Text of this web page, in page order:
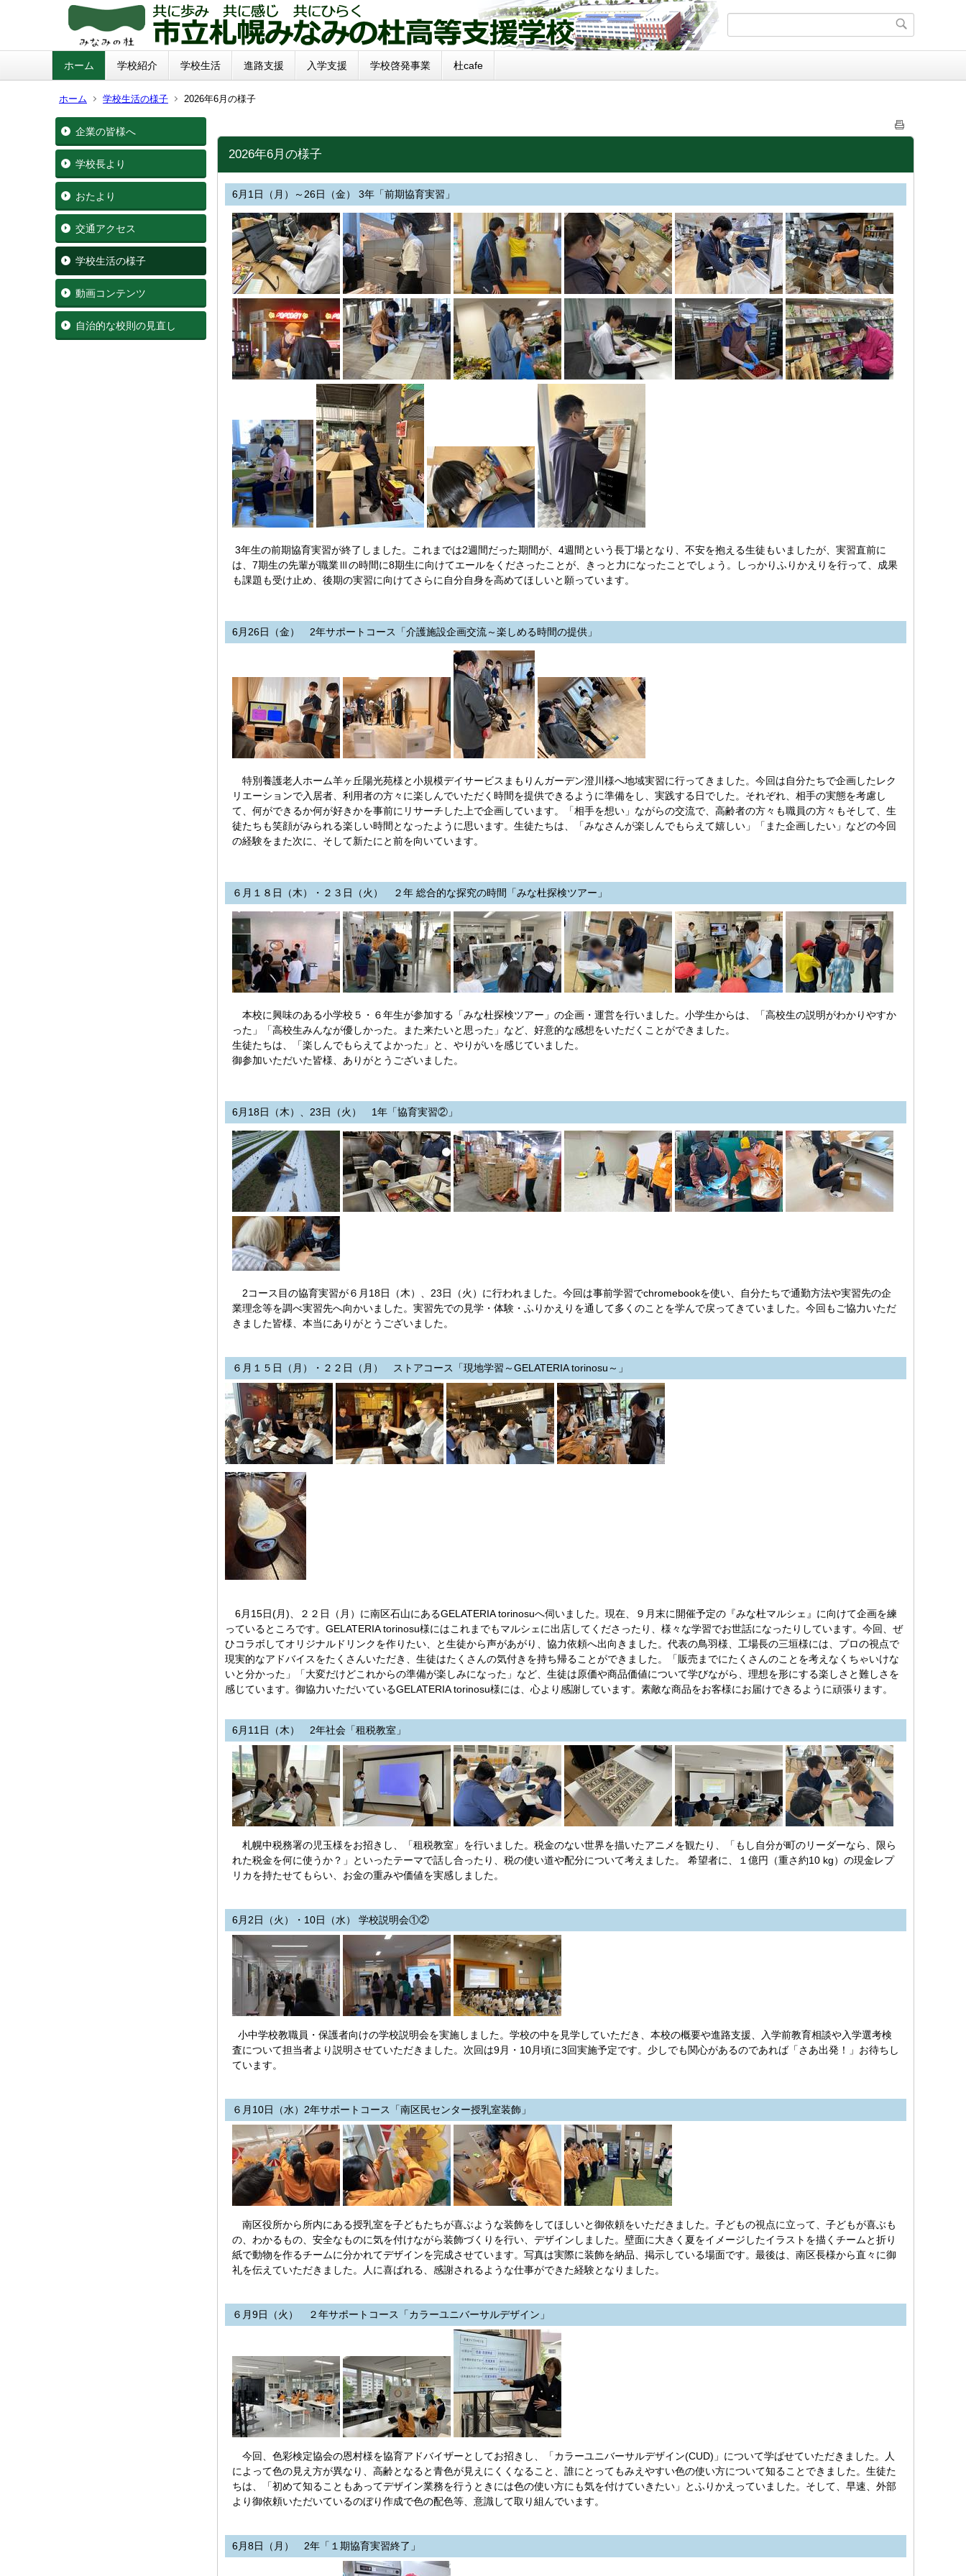
ホーム 学校紹介 学校生活 進路支援 入学支援 学校啓発事業 杜cafe
ホーム 学校生活の様子 2026年6月の様子
企業の皆様へ
学校長より
おたより
交通アクセス
学校生活の様子
動画コンテンツ
自治的な校則の見直し
2026年6月の様子
6月1日（月）～26日（金） 3年「前期協育実習」
3年生の前期協育実習が終了しました。これまでは2週間だった期間が、4週間という長丁場となり、不安を抱える生徒もいましたが、実習直前に
は、7期生の先輩が職業Ⅲの時間に8期生に向けてエールをくださったことが、きっと力になったことでしょう。しっかりふりかえりを行って、成果
も課題も受け止め、後期の実習に向けてさらに自分自身を高めてほしいと願っています。
6月26日（金） 2年サポートコース「介護施設企画交流～楽しめる時間の提供」
特別養護老人ホーム羊ヶ丘陽光苑様と小規模デイサービスまもりんガーデン澄川様へ地域実習に行ってきました。今回は自分たちで企画したレク
リエーションで入居者、利用者の方々に楽しんでいただく時間を提供できるように準備をし、実践する日でした。それぞれ、相手の実態を考慮し
て、何ができるか何が好きかを事前にリサーチした上で企画しています。「相手を想い」ながらの交流で、高齢者の方々も職員の方々もそして、生
徒たちも笑顔がみられる楽しい時間となったように思います。生徒たちは、「みなさんが楽しんでもらえて嬉しい」「また企画したい」などの今回
の経験をまた次に、そして新たにと前を向いています。
６月１８日（木）・２３日（火） ２年 総合的な探究の時間「みな杜探検ツアー」
本校に興味のある小学校５・６年生が参加する「みな杜探検ツアー」の企画・運営を行いました。小学生からは、「高校生の説明がわかりやすか
った」「高校生みんなが優しかった。また来たいと思った」など、好意的な感想をいただくことができました。
生徒たちは、「楽しんでもらえてよかった」と、やりがいを感じていました。
御参加いただいた皆様、ありがとうございました。
6月18日（木）、23日（火） 1年「協育実習②」
2コース目の協育実習が６月18日（木）、23日（火）に行われました。今回は事前学習でchromebookを使い、自分たちで通勤方法や実習先の企
業理念等を調べ実習先へ向かいました。実習先での見学・体験・ふりかえりを通して多くのことを学んで戻ってきていました。今回もご協力いただ
きました皆様、本当にありがとうございました。
６月１５日（月）・２２日（月） ストアコース「現地学習～GELATERIA torinosu～」
6月15日(月)、２２日（月）に南区石山にあるGELATERIA torinosuへ伺いました。現在、９月末に開催予定の『みな杜マルシェ』に向けて企画を練
っているところです。GELATERIA torinosu様にはこれまでもマルシェに出店してくださったり、様々な学習でお世話になったりしています。今回、ぜ
ひコラボしてオリジナルドリンクを作りたい、と生徒から声があがり、協力依頼へ出向きました。代表の鳥羽様、工場長の三垣様には、プロの視点で
現実的なアドバイスをたくさんいただき、生徒はたくさんの気付きを持ち帰ることができました。「販売までにたくさんのことを考えなくちゃいけな
いと分かった」「大変だけどこれからの準備が楽しみになった」など、生徒は原価や商品価値について学びながら、理想を形にする楽しさと難しさを
感じています。御協力いただいているGELATERIA torinosu様には、心より感謝しています。素敵な商品をお客様にお届けできるように頑張ります。
6月11日（木） 2年社会「租税教室」
札幌中税務署の児玉様をお招きし、「租税教室」を行いました。税金のない世界を描いたアニメを観たり、「もし自分が町のリーダーなら、限ら
れた税金を何に使うか？」といったテーマで話し合ったり、税の使い道や配分について考えました。 希望者に、１億円（重さ約10 kg）の現金レプ
リカを持たせてもらい、お金の重みや価値を実感しました。
6月2日（火）・10日（水） 学校説明会①②
小中学校教職員・保護者向けの学校説明会を実施しました。学校の中を見学していただき、本校の概要や進路支援、入学前教育相談や入学選考検
査について担当者より説明させていただきました。次回は9月・10月頃に3回実施予定です。少しでも関心があるのであれば「さあ出発！」お待ちし
ています。
６月10日（水）2年サポートコース「南区民センター授乳室装飾」
南区役所から所内にある授乳室を子どもたちが喜ぶような装飾をしてほしいと御依頼をいただきました。子どもの視点に立って、子どもが喜ぶも
の、わかるもの、安全なものに気を付けながら装飾づくりを行い、デザインしました。壁面に大きく夏をイメージしたイラストを描くチームと折り
紙で動物を作るチームに分かれてデザインを完成させています。写真は実際に装飾を納品、掲示している場面です。最後は、南区長様から直々に御
礼を伝えていただきました。人に喜ばれる、感謝されるような仕事ができた経験となりました。
６月9日（火） ２年サポートコース「カラーユニバーサルデザイン」
今回、色彩検定協会の恩村様を協育アドバイザーとしてお招きし、「カラーユニバーサルデザイン(CUD)」について学ばせていただきました。人
によって色の見え方が異なり、高齢となると青色が見えにくくなること、誰にとってもみえやすい色の使い方について知ることできました。生徒た
ちは、「初めて知ることもあってデザイン業務を行うときには色の使い方にも気を付けていきたい」とふりかえっていました。そして、早速、外部
より御依頼いただいているのぼり作成で色の配色等、意識して取り組んでいます。
6月8日（月） 2年「１期協育実習終了」